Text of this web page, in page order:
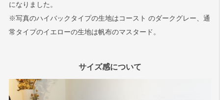
になりました。
※写真のハイバックタイプの生地はコースト のダークグレー、通
常タイプのイエローの生地は帆布のマスタード。
サイズ感について